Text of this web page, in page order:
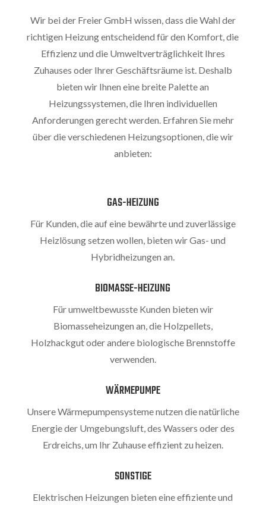
Wir bei der Freier GmbH wissen, dass die Wahl der
richtigen Heizung entscheidend für den Komfort, die
Effizienz und die Umweltverträglichkeit Ihres
Zuhauses oder Ihrer Geschäftsräume ist. Deshalb
bieten wir Ihnen eine breite Palette an
Heizungssystemen, die Ihren individuellen
Anforderungen gerecht werden. Erfahren Sie mehr
über die verschiedenen Heizungsoptionen, die wir
anbieten:
GAS-HEIZUNG
Für Kunden, die auf eine bewährte und zuverlässige
Heizlösung setzen wollen, bieten wir Gas- und
Hybridheizungen an.
BIOMASSE-HEIZUNG
Für umweltbewusste Kunden bieten wir
Biomasseheizungen an, die Holzpellets,
Holzhackgut oder andere biologische Brennstoffe
verwenden.
WÄRMEPUMPE
Unsere Wärmepumpensysteme nutzen die natürliche
Energie der Umgebungsluft, des Wassers oder des
Erdreichs, um Ihr Zuhause effizient zu heizen.
SONSTIGE
Elektrischen Heizungen bieten eine effiziente und